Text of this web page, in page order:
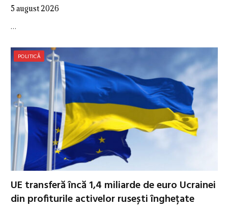
5 august 2026
…
POLITICĂ
UE transferă încă 1,4 miliarde de euro Ucrainei
din profiturile activelor rusești înghețate